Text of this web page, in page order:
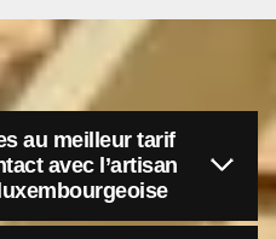
au meilleur tarif
avec l’artisan